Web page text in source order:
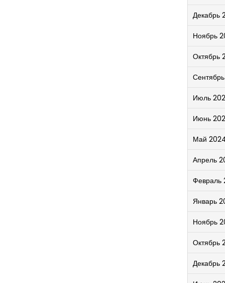
Декабрь
Ноябрь
Октябрь
Июль
Июнь
Май
Апрель
Февраль
Январь
Ноябрь
Октябрь
Декабрь